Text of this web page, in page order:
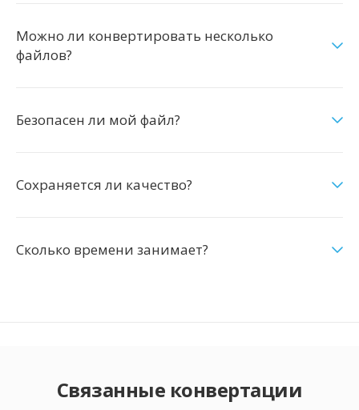
Можно ли конвертировать несколько
файлов?
Безопасен ли мой файл?
Сохраняется ли качество?
Сколько времени занимает?
Связанные конвертации